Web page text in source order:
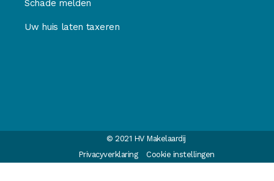
Schade melden
Uw huis laten taxeren
© 2021 HV Makelaardij
Privacyverklaring
Cookie instellingen